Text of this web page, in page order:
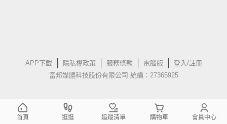
APP下載 隱私權政策 服務條款 電腦版
登入/註冊
富邦媒體科技股份有限公司 統編：27365925
首頁 逛逛 追蹤清單 購物車 會員中心